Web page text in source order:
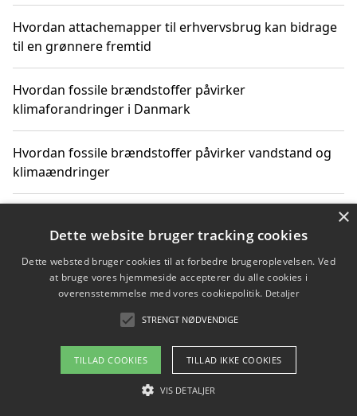
Hvordan attachemapper til erhvervsbrug kan bidrage
til en grønnere fremtid
Hvordan fossile brændstoffer påvirker
klimaforandringer i Danmark
Hvordan fossile brændstoffer påvirker vandstand og
klimaændringer
vores perspektiv
Copyright 2026 - Pilanto Aps
Om / kontakt
×
Dette website bruger tracking cookies
Dette websted bruger cookies til at forbedre brugeroplevelsen. Ved
at bruge vores hjemmeside accepterer du alle cookies i
overensstemmelse med vores cookiepolitik. Detaljer
STRENGT NØDVENDIGE
TILLAD COOKIES TILLAD IKKE COOKIES
VIS DETALJER